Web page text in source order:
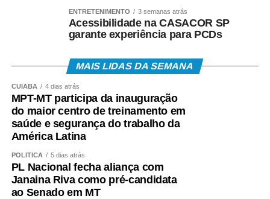
ENTRETENIMENTO 3 semanas atrás
Acessibilidade na CASACOR SP
garante experiência para PCDs
MAIS LIDAS DA SEMANA
CUIABÁ 4 dias atrás
MPT-MT participa da inauguração
do maior centro de treinamento em
saúde e segurança do trabalho da
América Latina
POLÍTICA 5 dias atrás
PL Nacional fecha aliança com
Janaina Riva como pré-candidata
ao Senado em MT